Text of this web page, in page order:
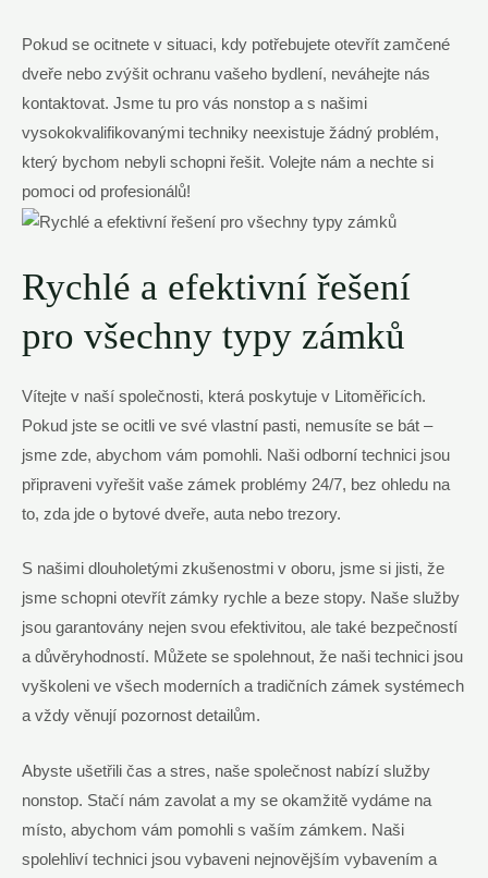
Pokud se ocitnete v situaci, kdy potřebujete otevřít zamčené
dveře nebo zvýšit ochranu vašeho bydlení, neváhejte nás
kontaktovat. Jsme tu pro vás nonstop a s našimi
vysokokvalifikovanými techniky neexistuje žádný problém,
který bychom nebyli schopni řešit. Volejte nám a nechte si
pomoci od profesionálů!
Rychlé a efektivní řešení
pro všechny typy zámků
Vítejte v naší společnosti, která poskytuje v Litoměřicích.
Pokud jste se ocitli ve své vlastní pasti, nemusíte se bát –
jsme zde, abychom vám pomohli. Naši odborní technici jsou
připraveni vyřešit vaše zámek problémy 24/7, bez ohledu na
to, zda jde o bytové dveře, auta nebo trezory.
S našimi dlouholetými zkušenostmi v oboru, jsme si jisti, že
jsme schopni otevřít zámky rychle a beze stopy. Naše služby
jsou garantovány nejen svou efektivitou, ale také bezpečností
a důvěryhodností. Můžete se spolehnout, že naši technici jsou
vyškoleni ve všech moderních a tradičních zámek systémech
a vždy věnují pozornost detailům.
Abyste ušetřili čas a stres, naše společnost nabízí služby
nonstop. Stačí nám zavolat a my se okamžitě vydáme na
místo, abychom vám pomohli s vaším zámkem. Naši
spolehliví technici jsou vybaveni nejnovějším vybavením a